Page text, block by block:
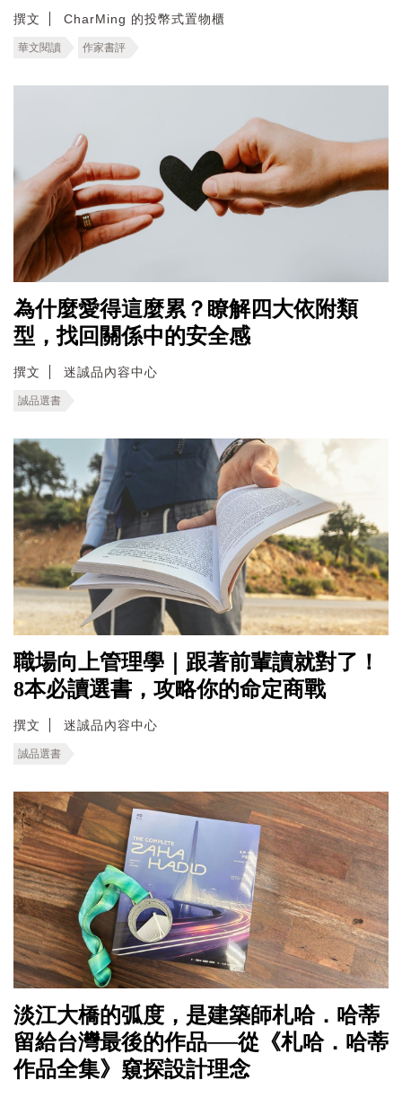
撰文 CharMing 的投幣式置物櫃
華文閱讀 作家書評
為什麼愛得這麼累？瞭解四大依附類
型，找回關係中的安全感
撰文 迷誠品內容中心
誠品選書
職場向上管理學｜跟著前輩讀就對了！
8本必讀選書，攻略你的命定商戰
撰文 迷誠品內容中心
誠品選書
淡江大橋的弧度，是建築師札哈．哈蒂
留給台灣最後的作品──從《札哈．哈蒂
作品全集》窺探設計理念